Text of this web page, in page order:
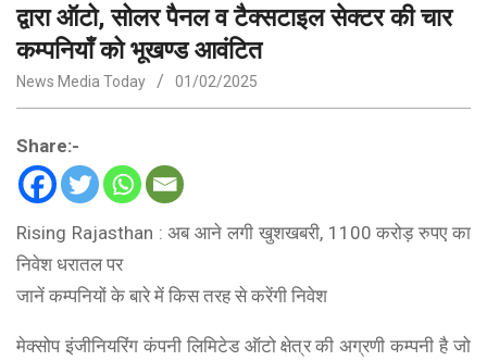
द्वारा ऑटो, सोलर पैनल व टैक्सटाइल सेक्टर की चार
कम्पनियॉं को भूखण्ड आवंटित
News Media Today 01/02/2025
Share:-
Rising Rajasthan : अब आने लगी खुशखबरी, 1100 करोड़ रुपए का
निवेश धरातल पर
जानें कम्पनियों के बारे में किस तरह से करेंगी निवेश
मेक्सोप इंजीनियरिंग कंपनी लिमिटेड ऑटो क्षेत्र की अग्रणी कम्पनी है जो